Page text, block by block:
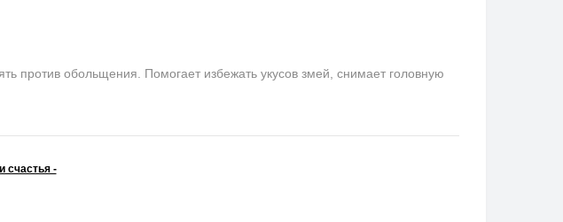
против обольщения. Помогает избежать укусов змей, снимает головную
счастья -